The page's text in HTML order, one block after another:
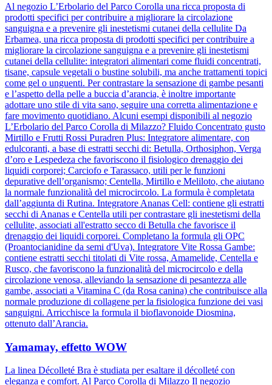
Al negozio L’Erbolario del Parco Corolla una ricca proposta di
prodotti specifici per contribuire a migliorare la circolazione
sanguigna e a prevenire gli inestetismi cutanei della cellulite Da
Erbamea, una ricca proposta di prodotti specifici per contribuire a
migliorare la circolazione sanguigna e a prevenire gli inestetismi
cutanei della cellulite: integratori alimentari come fluidi concentrati,
tisane, capsule vegetali o bustine solubili, ma anche trattamenti topici
come gel o unguenti. Per contrastare la sensazione di gambe pesanti
e l’aspetto della pelle a buccia d’arancia, è inoltre importante
adottare uno stile di vita sano, seguire una corretta alimentazione e
fare movimento quotidiano. Alcuni esempi disponibili al negozio
L’Erbolario del Parco Corolla di Milazzo? Fluido Concentrato gusto
Mirtillo e Frutti Rossi Puradren Plus: Integratore alimentare, con
edulcoranti, a base di estratti secchi di: Betulla, Orthosiphon, Verga
d’oro e Lespedeza che favoriscono il fisiologico drenaggio dei
liquidi corporei; Carciofo e Tarassaco, utili per le funzioni
depurative dell’organismo; Centella, Mirtillo e Meliloto, che aiutano
la normale funzionalità del microcircolo. La formula è completata
dall’aggiunta di Rutina. Integratore Ananas Cell: contiene gli estratti
secchi di Ananas e Centella utili per contrastare gli inestetismi della
cellulite, associati all'estratto secco di Betulla che favorisce il
drenaggio dei liquidi corporei. Completano la formula gli OPC
(Proantocianidine da semi d'Uva). Integratore Vite Rossa Gambe:
contiene estratti secchi titolati di Vite rossa, Amamelide, Centella e
Rusco, che favoriscono la funzionalità del microcircolo e della
circolazione venosa, alleviando la sensazione di pesantezza alle
gambe, associati a Vitamina C (da Rosa canina) che contribuisce alla
normale produzione di collagene per la fisiologica funzione dei vasi
sanguigni. Arricchisce la formula il bioflavonoide Diosmina,
ottenuto dall’Arancia.
Yamamay, effetto WOW
La linea Décolleté Bra è studiata per esaltare il décolleté con
eleganza e comfort. Al Parco Corolla di Milazzo Il negozio